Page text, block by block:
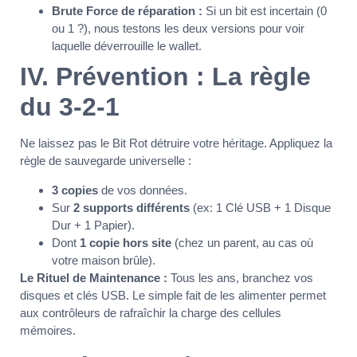
Brute Force de réparation : Si un bit est incertain (0
ou 1 ?), nous testons les deux versions pour voir
laquelle déverrouille le wallet.
IV. Prévention : La règle
du 3-2-1
Ne laissez pas le Bit Rot détruire votre héritage. Appliquez la
règle de sauvegarde universelle :
3 copies de vos données.
Sur 2 supports différents (ex: 1 Clé USB + 1 Disque
Dur + 1 Papier).
Dont 1 copie hors site (chez un parent, au cas où
votre maison brûle).
Le Rituel de Maintenance : Tous les ans, branchez vos
disques et clés USB. Le simple fait de les alimenter permet
aux contrôleurs de rafraîchir la charge des cellules
mémoires.